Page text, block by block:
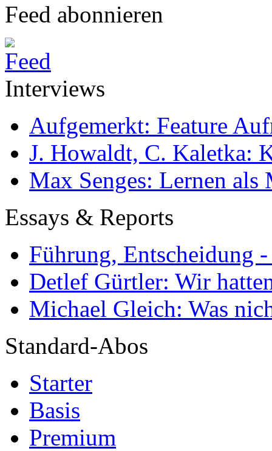
Feed abonnieren
Interviews
Aufgemerkt: Feature
J. Howaldt, C. Kaletka:
Max Senges: Lernen als
Essays & Reports
Führung, Entscheidung
Detlef Gürtler: Wir
Michael Gleich: Was
Standard-Abos
Starter
Basis
Premium